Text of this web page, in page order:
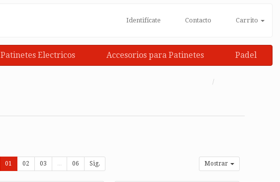
Identifícate Contacto Carrito
Patinetes Electricos Accesorios para Patinetes Padel
01 02 03 ... 06 Sig. Mostrar